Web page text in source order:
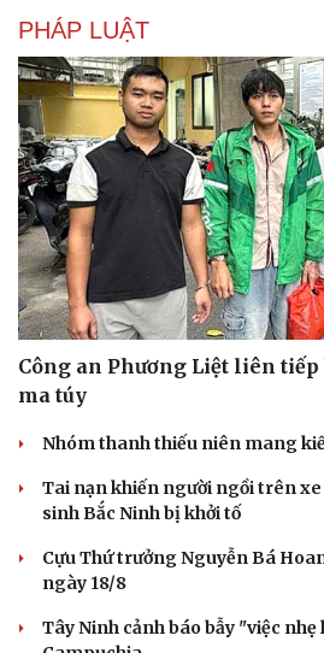
PHÁP LUẬT
Công an Phương Liệt liên tiếp
ma túy
Nhóm thanh thiếu niên mang
Tai nạn khiến người ngồi trên
sinh Bắc Ninh bị khởi tố
Cựu Thứ trưởng Nguyễn Bá
ngày 18/8
Tây Ninh cảnh báo bẫy "việc nhẹ